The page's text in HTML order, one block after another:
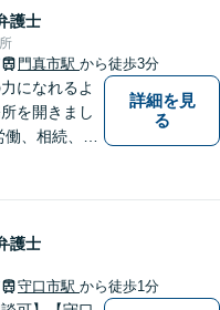
けておりま
談くださ
護士
門真市駅 から徒歩3分
になれるよ
を開きまし
、相続、離
詳細を見
る
護士
守口市駅 から徒歩1分